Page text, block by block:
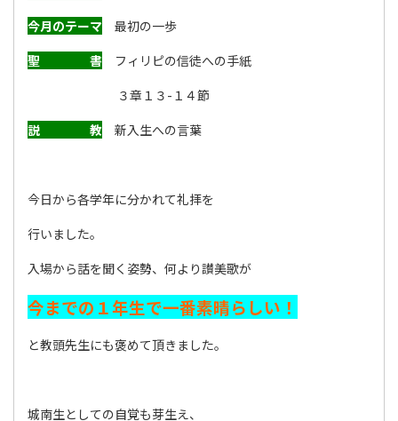
今月のテーマ 最初の一歩
聖 書 フィリピの信徒への手紙
３章１３ -１４節
説 教 新入生への言葉
今日から各学年に分かれて礼拝を
行いました。
入場から話を聞く姿勢、何より讃美歌が
今までの１年生で一番素晴らしい！
と教頭先生にも褒めて頂きました。
城南生としての自覚も芽生え、